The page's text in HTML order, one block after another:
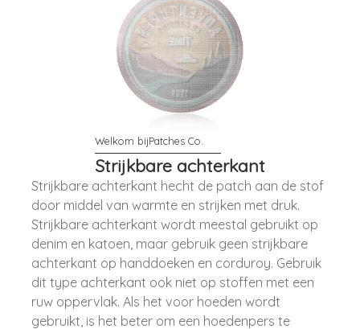
Strijkbare achterkant
Strijkbare achterkant hecht de patch aan de stof
door middel van warmte en strijken met druk.
Strijkbare achterkant wordt meestal gebruikt op
denim en katoen, maar gebruik geen strijkbare
achterkant op handdoeken en corduroy. Gebruik
dit type achterkant ook niet op stoffen met een
ruw oppervlak. Als het voor hoeden wordt
gebruikt, is het beter om een hoedenpers te